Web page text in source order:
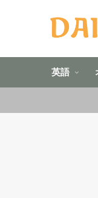
英語